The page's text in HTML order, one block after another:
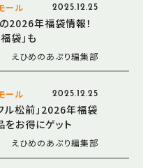
ール 2025.12.25
2026年福袋情報！
袋」も
えひめのあぷり編集部
ール 2025.12.25
ル松前」2026年福袋
をお得にゲット
えひめのあぷり編集部